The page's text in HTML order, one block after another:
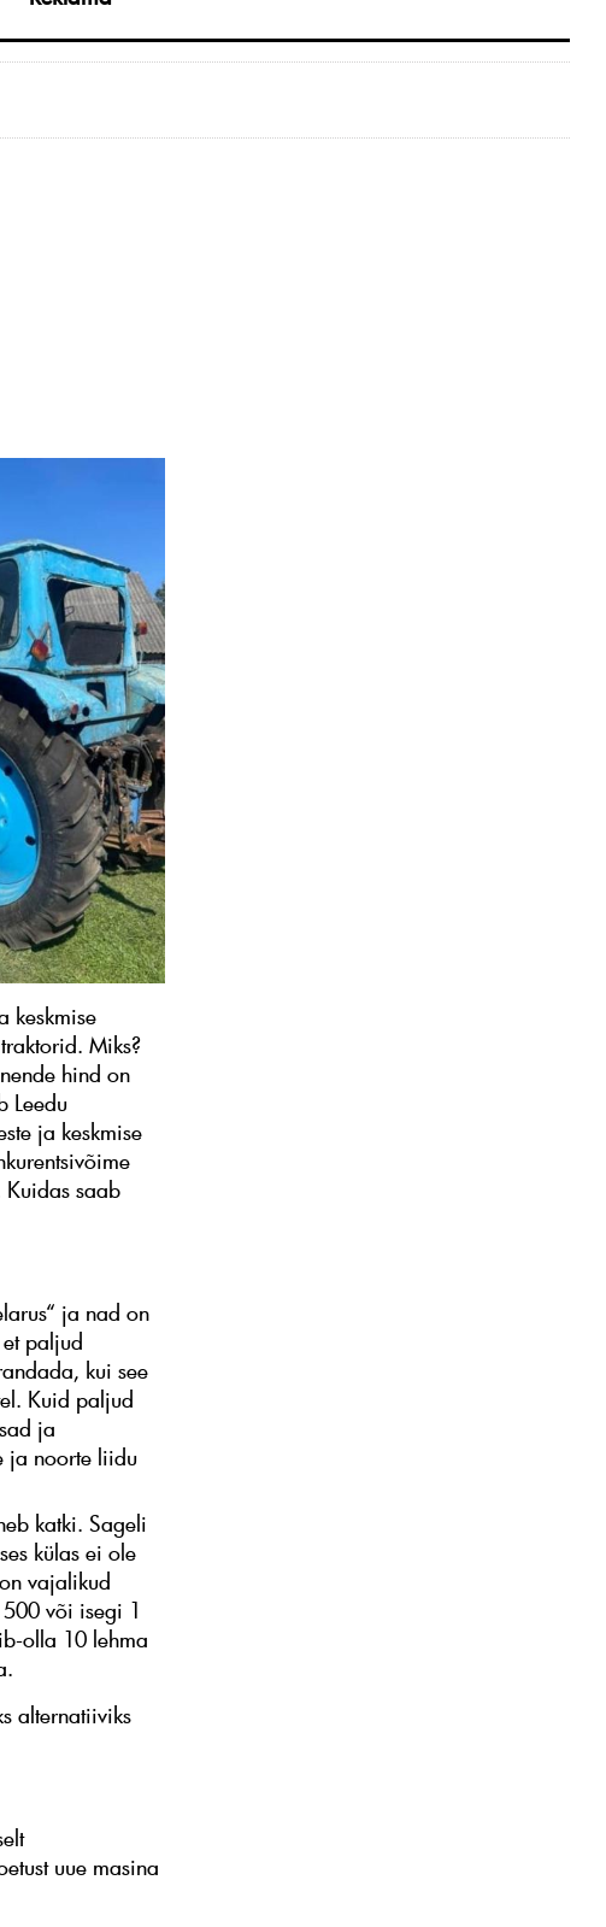
keskmise
Miks?
hind on
Leedu
ja keskmise
saab
ja nad on
paljud
kui see
Kuid paljud
ja
ja noorte liidu
katki. Sageli
külas ei ole
vajalikud
või isegi 1
olla 10 lehma
alternatiiviks
uue masina